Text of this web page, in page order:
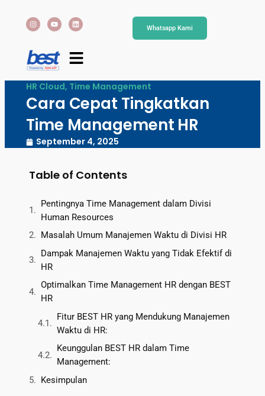
Whatsapp Kami
HR Cloud, Time Management
Cara Cepat Tingkatkan
Time Management HR
September 4, 2025
Table of Contents
Pentingnya Time Management dalam Divisi
Human Resources
Masalah Umum Manajemen Waktu di Divisi HR
Dampak Manajemen Waktu yang Tidak Efektif di
HR
Optimalkan Time Management HR dengan BEST
HR
Fitur BEST HR yang Mendukung Manajemen
Waktu di HR:
Keunggulan BEST HR dalam Time
Management:
Kesimpulan